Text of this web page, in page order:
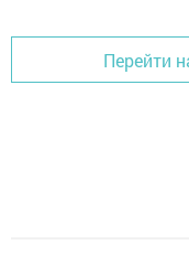
Перейти